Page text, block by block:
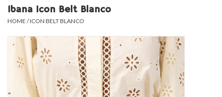
Dresses
Bottoms
Accessories
Ibana Icon Belt Blanco
HOME /ICON BELT BLANCO